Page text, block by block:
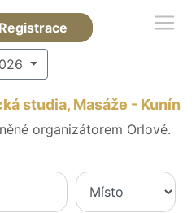
Registrace
studia, Masáže - Kunín
organizátorem Orlové.